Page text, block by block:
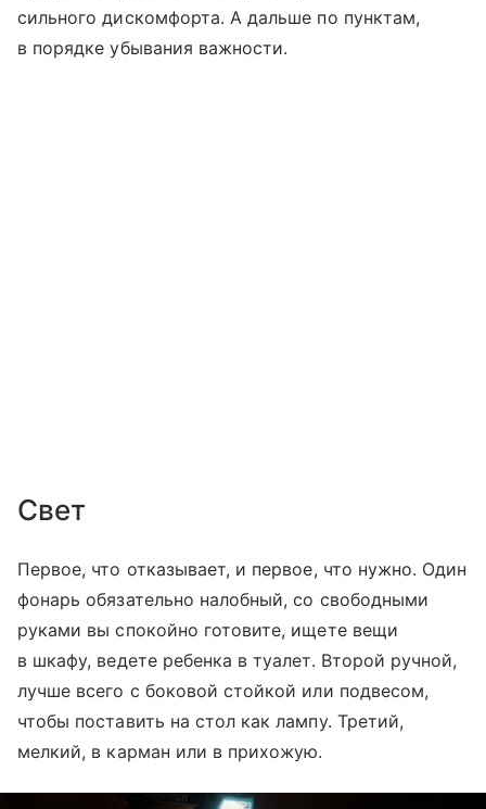
сильного дискомфорта. А дальше по пунктам,
в порядке убывания важности.
Свет
Первое, что отказывает, и первое, что нужно. Один
фонарь обязательно налобный, со свободными
руками вы спокойно готовите, ищете вещи
в шкафу, ведете ребенка в туалет. Второй ручной,
лучше всего с боковой стойкой или подвесом,
чтобы поставить на стол как лампу. Третий,
мелкий, в карман или в прихожую.